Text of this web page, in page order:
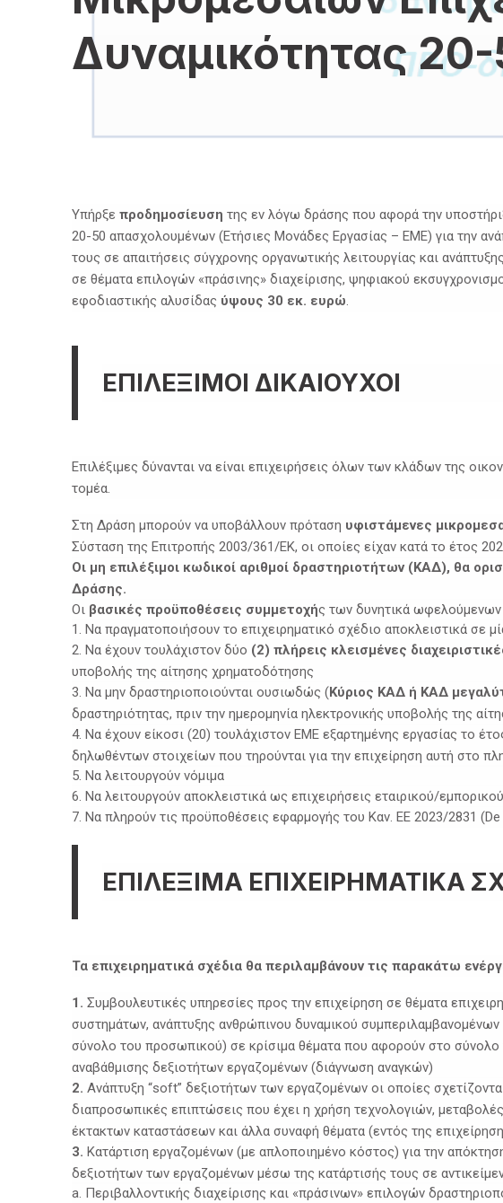
Δυναμικότητας
Υπήρξε προδημοσίευση της εν λόγω δράσης που αφορά την
20-50 απασχολουμένων (Eτήσιες Mονάδες Eργασίας – EME) για την
τους σε απαιτήσεις σύγχρονης οργανωτικής λειτουργίας και
σε θέματα επιλογών «πράσινης» διαχείρισης, ψηφιακού
εφοδιαστικής αλυσίδας ύψους 30 εκ. ευρώ.
ΕΠΙΛΕΞΙΜΟΙ ΔΙΚΑΙΟΥΧΟΙ
Επιλέξιμες δύνανται να είναι επιχειρήσεις όλων των κλάδων της
τομέα.
Στη Δράση μπορούν να υποβάλλουν πρόταση υφιστάμενες
Σύσταση της Επιτροπής 2003/361/ΕΚ, οι οποίες είχαν κατά το έτος
Οι μη επιλέξιμοι κωδικοί αριθμοί δραστηριοτήτων (ΚΑΔ), θα
Δράσης.
Οι βασικές προϋποθέσεις συμμετοχής των δυνητικά ωφελούμενων
1. Να πραγματοποιήσουν το επιχειρηματικό σχέδιο αποκλειστικά σε
2. Να έχουν τουλάχιστον δύο (2) πλήρεις κλεισμένες
υποβολής της αίτησης χρηματοδότησης
3. Να μην δραστηριοποιούνται ουσιωδώς (Κύριος ΚΑΔ ή ΚΑΔ
δραστηριότητας, πριν την ημερομηνία ηλεκτρονικής υποβολής της
4. Να έχουν είκοσι (20) τουλάχιστον ΕΜΕ εξαρτημένης εργασίας το
δηλωθέντων στοιχείων που τηρούνται για την επιχείρηση αυτή στο
5. Να λειτουργούν νόμιμα
6. Να λειτουργούν αποκλειστικά ως επιχειρήσεις εταιρικού/
7. Να πληρούν τις προϋποθέσεις εφαρμογής του Καν. ΕΕ 2023/2831
ΕΠΙΛΕΞΙΜΑ ΕΠΙΧΕΙΡΗΜΑΤΙΚΑ
Τα επιχειρηματικά σχέδια θα περιλαμβάνουν τις παρακάτω
1. Συμβουλευτικές υπηρεσίες προς την επιχείρηση σε θέματα
συστημάτων, ανάπτυξης ανθρώπινου δυναμικού
σύνολο του προσωπικού) σε κρίσιμα θέματα που αφορούν στο
αναβάθμισης δεξιοτήτων εργαζομένων (διάγνωση αναγκών)
2. Ανάπτυξη “soft” δεξιοτήτων των εργαζομένων οι οποίες
διαπροσωπικές επιπτώσεις που έχει η χρήση τεχνολογιών,
έκτακτων καταστάσεων και άλλα συναφή θέματα (εντός της
3. Κατάρτιση εργαζομένων (με απλοποιημένο κόστος) για την
δεξιοτήτων των εργαζομένων μέσω της κατάρτισής τους σε
a. Περιβαλλοντικής διαχείρισης και «πράσινων» επιλογών